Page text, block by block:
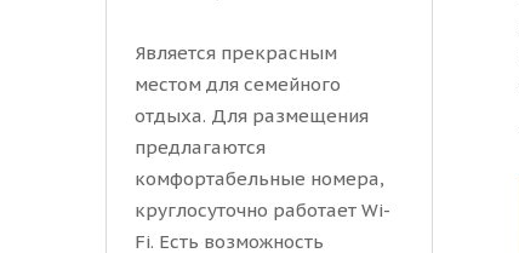
Является прекрасным
местом для семейного
отдыха. Для размещения
предлагаются
комфортабельные номера,
круглосуточно работает Wi-
Fi. Есть возможность